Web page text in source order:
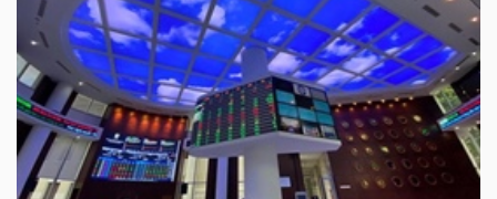
ÍCH
BẤT
ĐỘNG